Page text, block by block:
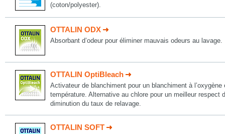
(coton/polyester).
OTTALIN ODX
Absorbant d’odeur pour éliminer mauvais odeurs au lavage.
OTTALIN OptiBleach
Activateur de blanchiment pour un blanchiment à
température. Alternative au chlore pour un meilleur respect
diminution du taux de relavage.
OTTALIN SOFT